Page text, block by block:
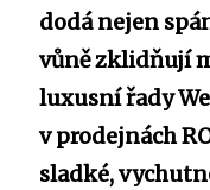
dodá nejen
vůně zklidňují
luxusní řady
v prodejnách
sladké,